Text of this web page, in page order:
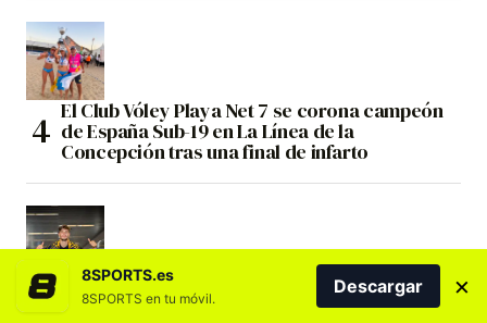
El Club Vóley Playa Net 7 se corona campeón
de España Sub-19 en La Línea de la
Concepción tras una final de infarto
Joaquín Rodríguez: «Tengo muchas ganas de
afrontar este reto tan importante»
8SPORTS.es
8SPORTS en tu móvil.
Descargar ×